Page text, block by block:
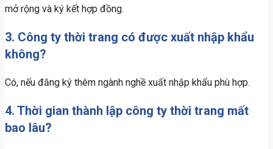
mở rộng và ký kết hợp đồng.
3. Công ty thời trang có được xuất nhập khẩu
không?
Có, nếu đăng ký thêm ngành nghề xuất nhập khẩu phù hợp.
4. Thời gian thành lập công ty thời trang mất
bao lâu?